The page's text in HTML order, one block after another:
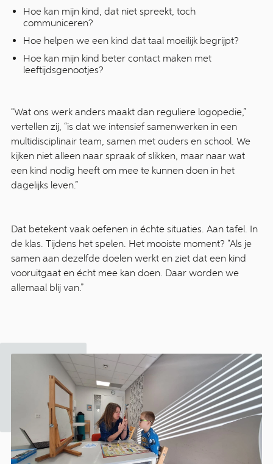
Hoe kan mijn kind, dat niet spreekt, toch
communiceren?
Hoe helpen we een kind dat taal moeilijk begrijpt?
Hoe kan mijn kind beter contact maken met
leeftijdsgenootjes?
“Wat ons werk anders maakt dan reguliere logopedie,”
vertellen zij, “is dat we intensief samenwerken in een
multidisciplinair team, samen met ouders en school. We
kijken niet alleen naar spraak of slikken, maar naar wat
een kind nodig heeft om mee te kunnen doen in het
dagelijks leven.”
Dat betekent vaak oefenen in échte situaties. Aan tafel. In
de klas. Tijdens het spelen. Het mooiste moment? “Als je
samen aan dezelfde doelen werkt en ziet dat een kind
vooruitgaat en écht mee kan doen. Daar worden we
allemaal blij van.”